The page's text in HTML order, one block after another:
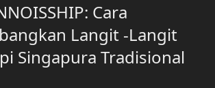
Cara
Langit -Langit
Singapura Tradisional